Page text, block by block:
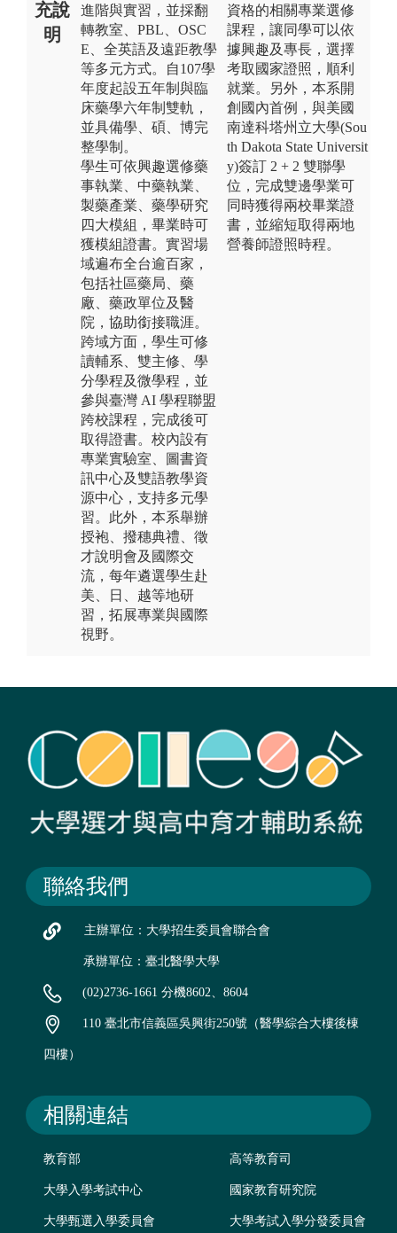
充說
明
進階與實習，並採翻
轉教室、PBL、OSC
E、全英語及遠距教學
等多元方式。自107學
年度起設五年制與臨
床藥學六年制雙軌，
並具備學、碩、博完
整學制。
學生可依興趣選修藥
事執業、中藥執業、
製藥產業、藥學研究
四大模組，畢業時可
獲模組證書。實習場
域遍布全台逾百家，
包括社區藥局、藥
廠、藥政單位及醫
院，協助銜接職涯。
跨域方面，學生可修
讀輔系、雙主修、學
分學程及微學程，並
參與臺灣 AI 學程聯盟
跨校課程，完成後可
取得證書。校內設有
專業實驗室、圖書資
訊中心及雙語教學資
源中心，支持多元學
習。此外，本系舉辦
授袍、撥穗典禮、徵
才說明會及國際交
流，每年遴選學生赴
美、日、越等地研
習，拓展專業與國際
視野。
資格的相關專業選修
課程，讓同學可以依
據興趣及專長，選擇
考取國家證照，順利
就業。另外，本系開
創國內首例，與美國
南達科塔州立大學(Sou
th Dakota State Universit
y)簽訂 2 + 2 雙聯學
位，完成雙邊學業可
同時獲得兩校畢業證
書，並縮短取得兩地
營養師證照時程。
聯絡我們
主辦單位：大學招生委員會聯合會
承辦單位：臺北醫學大學
(02)2736-1661 分機8602、8604
110 臺北市信義區吳興街250號（醫學綜合大樓後棟
四樓）
相關連結
教育部 高等教育司
大學入學考試中心 國家教育研究院
大學甄選入學委員會 大學考試入學分發委員會